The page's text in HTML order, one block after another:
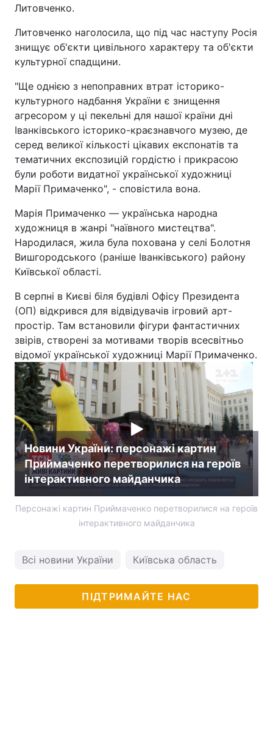
Спорт
Техно і зв'язок Лайт
Зброя
Здоров'я Туризм
Цікавинки Погода
Екологія Регіони
Лонгріди
Відео з Youtube Статті
Архів Вакансії
Контакти
Послуги
Тема оформлення
Литовченко.
Литовченко наголосила, що під час наступу Росія
знищує об'єкти цивільного характеру та об'єкти
культурної спадщини.
"Ще однією з непоправних втрат історико-
культурного надбання України є знищення
агресором у ці пекельні для нашої країни дні
Іванківського історико-краєзнавчого музею, де
серед великої кількості цікавих експонатів та
тематичних експозицій гордістю і прикрасою
були роботи видатної української художниці
Марії Примаченко", - сповістила вона.
Марія Примаченко — українська народна
художниця в жанрі "наївного мистецтва".
Народилася, жила була похована у селі Болотня
Вишгородського (раніше Іванківського) району
Київської області.
В серпні в Києві біля будівлі Офісу Президента
(ОП) відкрився для відвідувачів ігровий арт-
простір. Там встановили фігури фантастичних
звірів, створені за мотивами творів всесвітньо
відомої української художниці Марії Примаченко.
Новини України: персонажі картин
Приймаченко перетворилися на героїв
інтерактивного майданчика
Персонажі картин Приймаченко перетворилися на героїв
інтерактивного майданчика
Всі новини України Київська область
ПІДТРИМАЙТЕ НАС